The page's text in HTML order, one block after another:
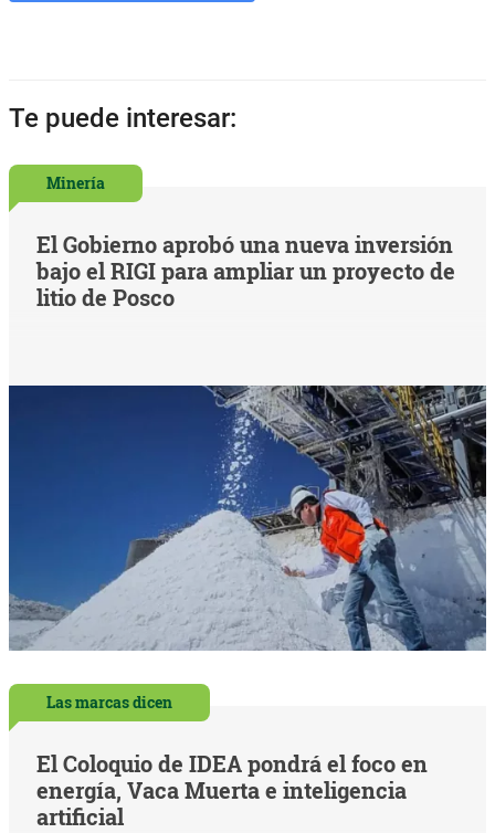
Te puede interesar:
Minería
El Gobierno aprobó una nueva inversión
bajo el RIGI para ampliar un proyecto de
litio de Posco
Las marcas dicen
El Coloquio de IDEA pondrá el foco en
energía, Vaca Muerta e inteligencia
artificial